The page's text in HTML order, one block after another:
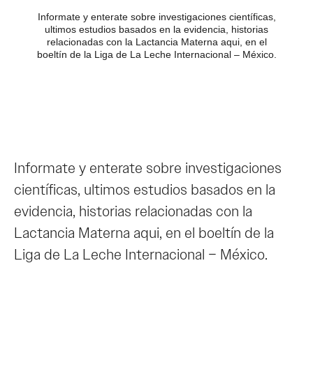
Informate y enterate sobre investigaciones científicas,
ultimos estudios basados en la evidencia, historias
relacionadas con la Lactancia Materna aqui, en el
boeltín de la Liga de La Leche Internacional – México.
Informate y enterate sobre investigaciones
científicas, ultimos estudios basados en la
evidencia, historias relacionadas con la
Lactancia Materna aqui, en el boeltín de la
Liga de La Leche Internacional – México.